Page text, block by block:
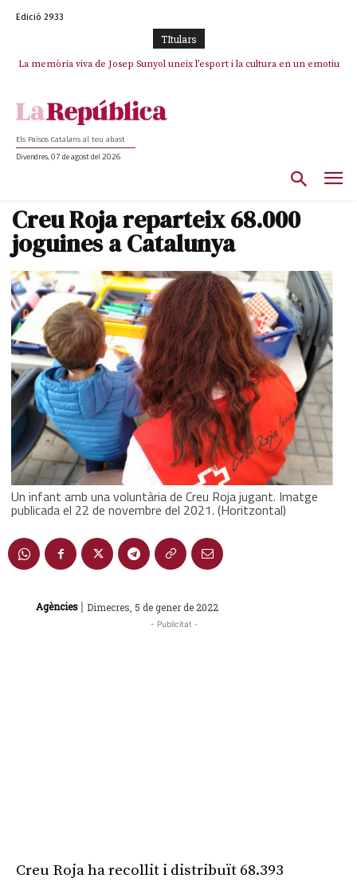
Edició 2933
TItulars
La memòria viva de Josep Sunyol uneix l’esport i la cultura en un emotiu
La “dignitat” a mitges de Marc Puigtió: renuncia a Girona pels àudios però
Els Països Catalans al teu abast
Divendres, 07 de agost del 2026
Creu Roja reparteix 68.000
joguines a Catalunya
Un infant amb una voluntària de Creu Roja jugant. Imatge
publicada el 22 de novembre del 2021. (Horitzontal)
Agències | Dimecres, 5 de gener de 2022
- Publicitat -
Creu Roja ha recollit i distribuït 68.393